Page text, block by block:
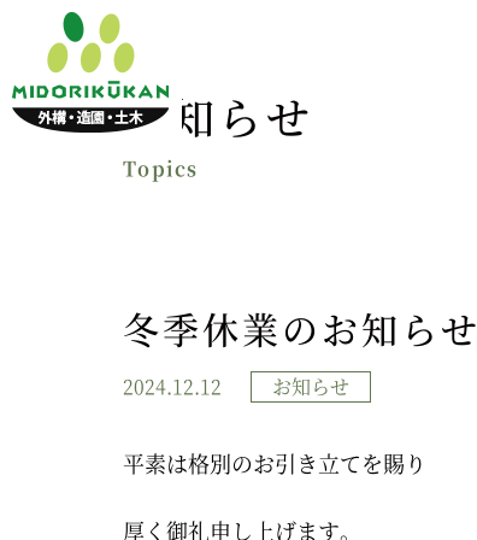
お知らせ
冬季休業のお知らせ
2024.12.12 お知らせ
平素は格別のお引き立てを賜り
厚く御礼申し上げます。